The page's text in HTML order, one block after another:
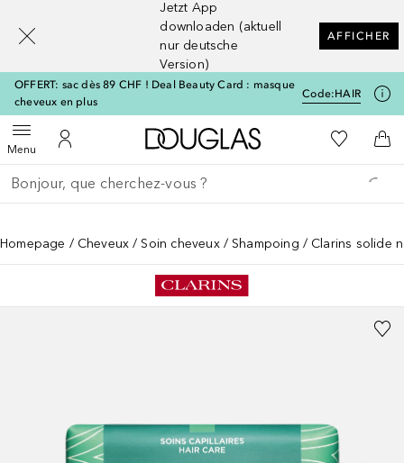
Jetzt App
downloaden (aktuell
nur deutsche
Version)
AFFICHER
OFFERT: sac dès 89 CHF ! Deal Beauty Card : masque
cheveux en plus
Code:HAIR
MenuOuvrir le menuVers Mon Compte
Vers l'accueil Douglas
Vers Ma
Retourner
Exécuter la recherche
Homepage Cheveux Soin cheveux Shampoing Clarins solide
[navigation.slideout.screenreader]